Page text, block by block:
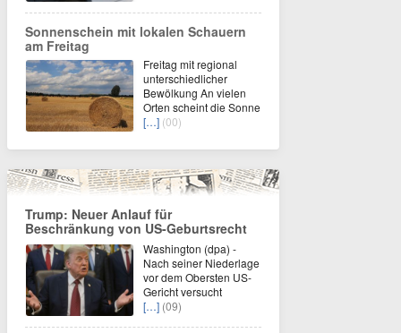
Sonnenschein mit lokalen Schauern
am Freitag
Freitag mit regional
unterschiedlicher
Bewölkung An vielen
Orten scheint die Sonne
[…] (00)
Trump: Neuer Anlauf für
Beschränkung von US-Geburtsrecht
Washington (dpa) -
Nach seiner Niederlage
vor dem Obersten US-
Gericht versucht
[…] (09)